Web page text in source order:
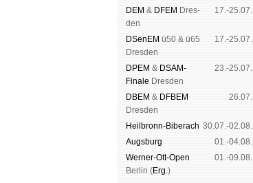
DEM & DFEM Dres­
den
17.-25.07.
DSenEM ü50 & ü65
Dres­den
17.-25.07.
DPEM & DSAM-
Finale Dres­den
23.-25.07.
DBEM & DFBEM
Dres­den
26.07.
Heil­bronn-Bi­ber­ach 30.07.-02.08.
Augs­burg
01.-04.08.
Werner-Ott-Open
Ber­lin (Erg.)
01.-09.08.